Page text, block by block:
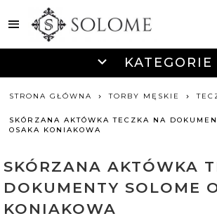
KATEGORIE
STRONA GŁÓWNA TORBY MĘSKIE
SKÓRZANA AKTÓWKA TECZKA NA
OSAKA KONIAKOWA
SKÓRZANA AKTÓWKA
DOKUMENTY SOLOME
KONIAKOWA